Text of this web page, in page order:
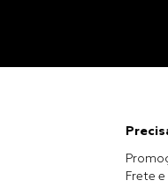
Frete